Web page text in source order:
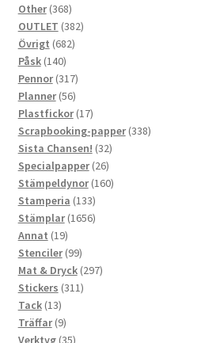
Other 368368
produkter
OUTLET 382382
Övrigt 682682
Påsk 140140
produkter
Pennor 317317
produkter
Planner 5656
produkter
Plastfickor 1717
produkter
Scrapbooking-papper 338338
Sista Chansen! 3232
produkter
Specialpapper 2626
produkter
Stämpeldynor 160160
Stamperia 133133
produkter
Stämplar 16561656
Annat 1919
produkter
Stenciler 9999
produkter
Mat & Dryck 297297
Stickers 311311
Tack 1313
produkter
Träffar 99
produkter
Verktyg 3535